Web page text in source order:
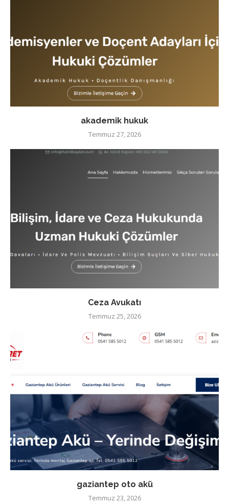
akademik hukuk
Temmuz 27, 2026
Ceza Avukatı
Temmuz 25, 2026
gaziantep oto akü
Temmuz 23, 2026